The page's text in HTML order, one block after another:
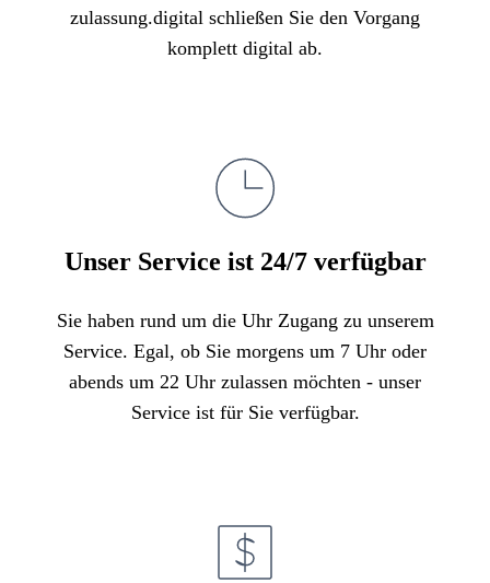
zulassung.digital schließen Sie den Vorgang
komplett digital ab.
Unser Service ist 24/7 verfügbar
Sie haben rund um die Uhr Zugang zu unserem
Service. Egal, ob Sie morgens um 7 Uhr oder
abends um 22 Uhr zulassen möchten - unser
Service ist für Sie verfügbar.